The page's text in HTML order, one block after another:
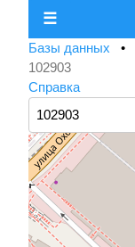
☰
Базы данных •
102903
Справка